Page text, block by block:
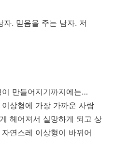
자. 믿음을 주는 남자. 저
만들어지기까지에는…
상형에 가장 가까운 사람
헤어져서 실망하게 되고 상
연스레 이상형이 바뀌어